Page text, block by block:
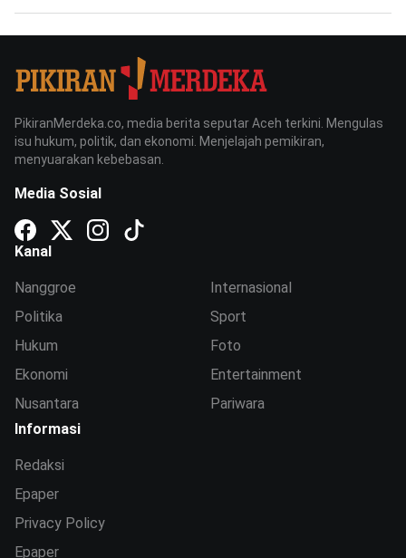
PikiranMerdeka.co, media berita seputar Aceh terkini. Mengulas
isu hukum, politik, dan ekonomi. Menjelajah pemikiran,
menyuarakan kebebasan.
Media Sosial
Kanal
Nanggroe
Politika
Hukum
Ekonomi
Nusantara
Internasional
Sport
Foto
Entertainment
Pariwara
Informasi
Redaksi
Epaper
Privacy Policy
Epaper